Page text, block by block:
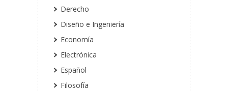
Derecho
Diseño e Ingeniería
Economía
Electrónica
Español
Filosofía